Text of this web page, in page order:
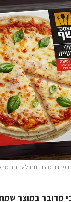
מהיר ונוח לארוחה
מדובר במוצר